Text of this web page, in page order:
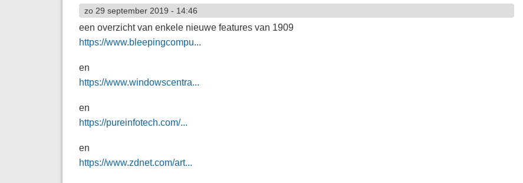
zo 29 september 2019 - 14:46
een overzicht van enkele nieuwe features van 1909
https://www.bleepingcompu...
en
https://www.windowscentra...
en
https://pureinfotech.com/...
en
https://www.zdnet.com/art...